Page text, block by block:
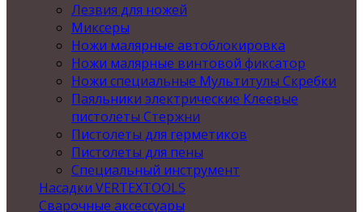
Лезвия для ножей
Миксеры
Ножи малярные автоблокировка
Ножи малярные винтовой фиксатор
Ножи специальные Мультитулы Скребки
Паяльники электрические Клеевые
пистолеты Стержни
Пистолеты для герметиков
Пистолеты для пены
Специальный инструмент
Насадки VERTEXTOOLS
Сварочные аксессуары